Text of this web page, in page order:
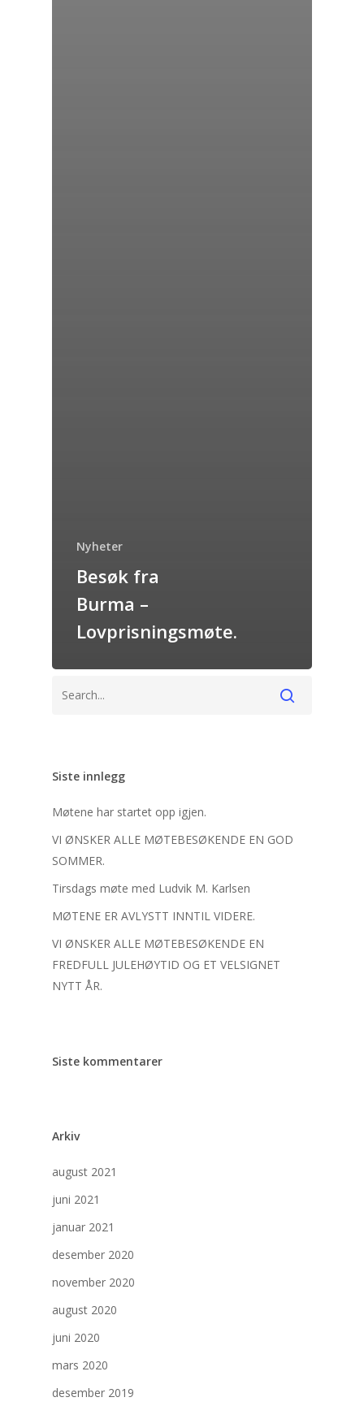
Nyheter
Besøk fra
Burma –
Lovprisningsmøte.
Siste innlegg
Møtene har startet opp igjen.
VI ØNSKER ALLE MØTEBESØKENDE EN GOD
SOMMER.
Tirsdags møte med Ludvik M. Karlsen
MØTENE ER AVLYSTT INNTIL VIDERE.
VI ØNSKER ALLE MØTEBESØKENDE EN
FREDFULL JULEHØYTID OG ET VELSIGNET
NYTT ÅR.
Siste kommentarer
Arkiv
august 2021
juni 2021
januar 2021
desember 2020
november 2020
august 2020
juni 2020
mars 2020
desember 2019